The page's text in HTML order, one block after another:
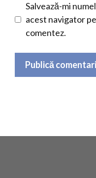
Salvează-mi
acest navigator
comentez.